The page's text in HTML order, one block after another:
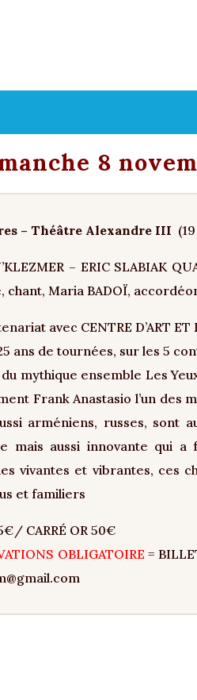
8
– Théâtre Alexandre III
– ERIC SLABIAK
chant, Maria BADOÏ,
avec CENTRE D’ART ET
ans de tournées, sur les 5
mythique ensemble Les
Frank Anastasio l’un des
arméniens, russes, sont
mais aussi innovante qui
vivantes et vibrantes, ces
et familiers
CARRÉ OR 50€
OBLIGATOIRE =